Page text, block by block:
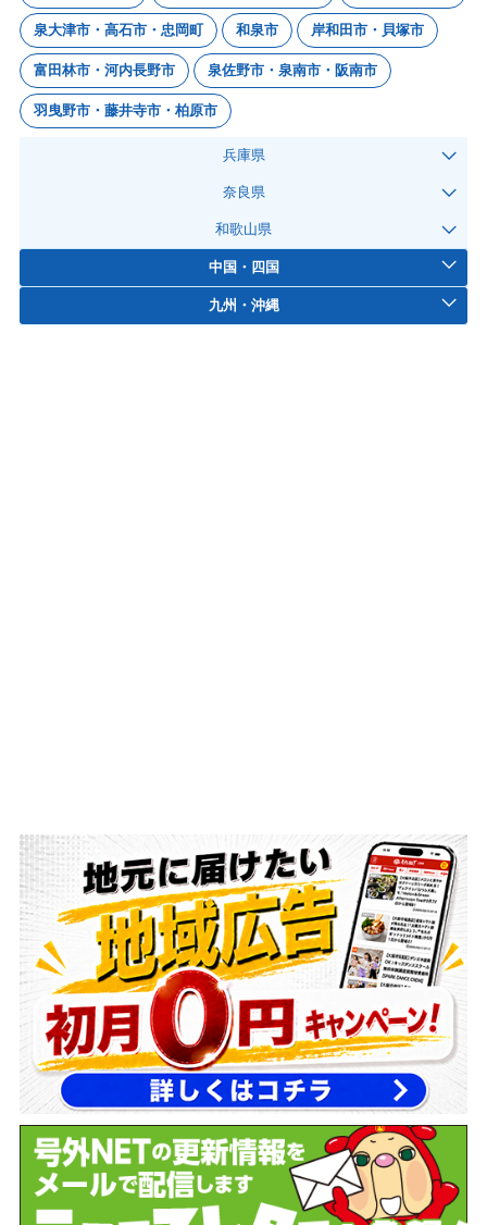
泉大津市・高石市・忠岡町 和泉市 岸和田市・貝塚市
富田林市・河内長野市 泉佐野市・泉南市・阪南市
羽曳野市・藤井寺市・柏原市
兵庫県
奈良県
和歌山県
中国・四国
九州・沖縄